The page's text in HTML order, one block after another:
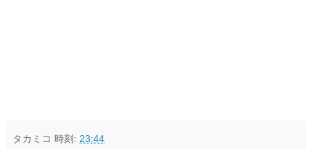
タカミコ 時刻: 23:44